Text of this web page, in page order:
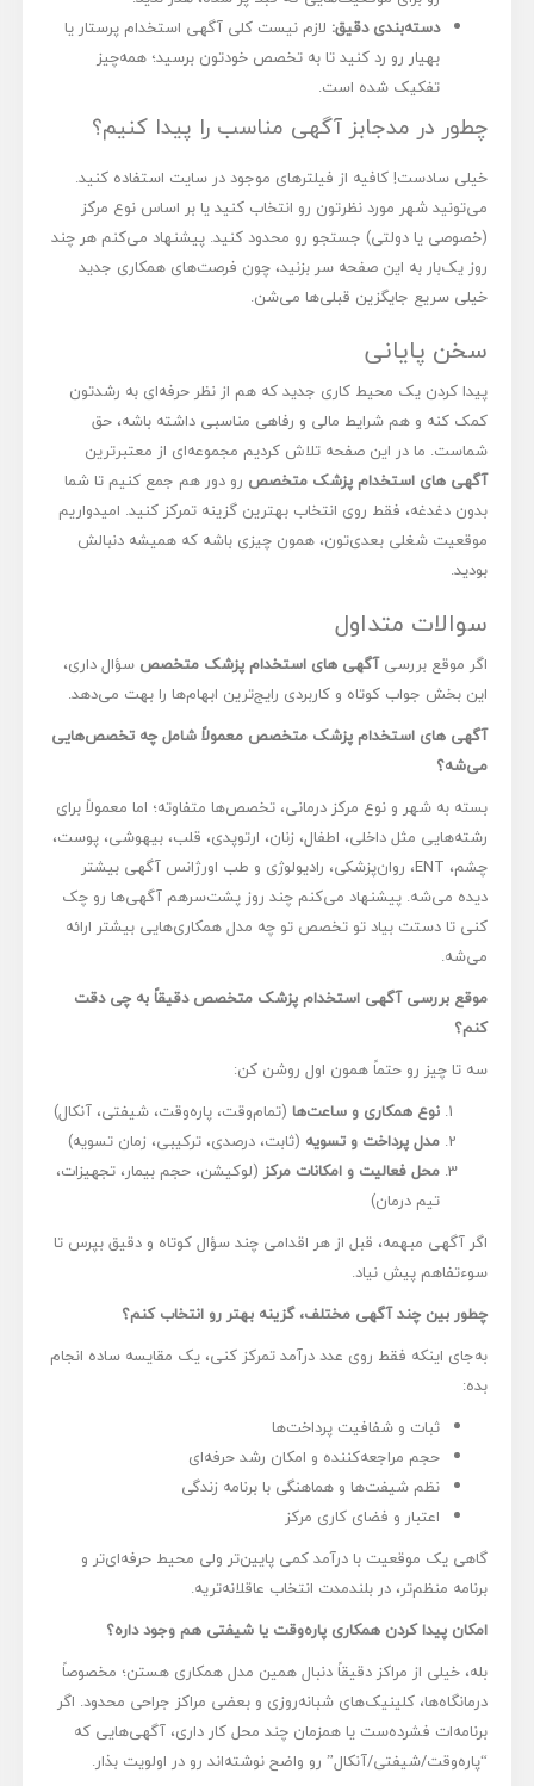
دسته‌بندی دقیق: لازم نیست کلی آگهی استخدام پرستار یا
بهیار رو رد کنید تا به تخصص خودتون برسید؛ همه‌چیز
تفکیک شده است.
چطور در مدجابز آگهی مناسب را پیدا کنیم؟
خیلی سادست! کافیه از فیلترهای موجود در سایت استفاده کنید.
می‌تونید شهر مورد نظرتون رو انتخاب کنید یا بر اساس نوع مرکز
(خصوصی یا دولتی) جستجو رو محدود کنید. پیشنهاد می‌کنم هر چند
روز یک‌بار به این صفحه سر بزنید، چون فرصت‌های همکاری جدید
خیلی سریع جایگزین قبلی‌ها می‌شن.
سخن پایانی
پیدا کردن یک محیط کاری جدید که هم از نظر حرفه‌ای به رشدتون
کمک کنه و هم شرایط مالی و رفاهی مناسبی داشته باشه، حق
شماست. ما در این صفحه تلاش کردیم مجموعه‌ای از معتبرترین
آگهی های استخدام پزشک متخصص رو دور هم جمع کنیم تا شما
بدون دغدغه، فقط روی انتخاب بهترین گزینه تمرکز کنید. امیدواریم
موقعیت شغلی بعدی‌تون، همون چیزی باشه که همیشه دنبالش
بودید.
سوالات متداول
اگر موقع بررسیآگهی های استخدام پزشک متخصص سؤال داری،
این بخش جواب کوتاه و کاربردی رایج‌ترین ابهام‌ها را بهت می‌دهد.
آگهی های استخدام پزشک متخصص معمولاً شامل چه تخصص‌هایی
می‌شه؟
بسته به شهر و نوع مرکز درمانی، تخصص‌ها متفاوته؛ اما معمولاً برای
رشته‌هایی مثل داخلی، اطفال، زنان، ارتوپدی، قلب، بیهوشی، پوست،
چشم، ENT، روان‌پزشکی، رادیولوژی و طب اورژانس آگهی بیشتر
دیده می‌شه. پیشنهاد می‌کنم چند روز پشت‌سرهم آگهی‌ها رو چک
کنی تا دستت بیاد تو تخصص تو چه مدل همکاری‌هایی بیشتر ارائه
می‌شه.
موقع بررسی آگهی استخدام پزشک متخصص دقیقاً به چی دقت
کنم؟
سه تا چیز رو حتماً همون اول روشن کن:
نوع همکاری و ساعت‌ها (تمام‌وقت، پاره‌وقت، شیفتی، آنکال)
مدل پرداخت و تسویه (ثابت، درصدی، ترکیبی، زمان تسویه)
محل فعالیت و امکانات مرکز (لوکیشن، حجم بیمار، تجهیزات،
تیم درمان)
اگر آگهی مبهمه، قبل از هر اقدامی چند سؤال کوتاه و دقیق بپرس تا
سوءتفاهم پیش نیاد.
چطور بین چند آگهی مختلف، گزینه بهتر رو انتخاب کنم؟
به‌جای اینکه فقط روی عدد درآمد تمرکز کنی، یک مقایسه ساده انجام
بده:
ثبات و شفافیت پرداخت‌ها
حجم مراجعه‌کننده و امکان رشد حرفه‌ای
نظم شیفت‌ها و هماهنگی با برنامه زندگی
اعتبار و فضای کاری مرکز
گاهی یک موقعیت با درآمد کمی پایین‌تر ولی محیط حرفه‌ای‌تر و
برنامه منظم‌تر، در بلندمدت انتخاب عاقلانه‌تریه.
امکان پیدا کردن همکاری پاره‌وقت یا شیفتی هم وجود داره؟
بله، خیلی از مراکز دقیقاً دنبال همین مدل همکاری هستن؛ مخصوصاً
درمانگاه‌ها، کلینیک‌های شبانه‌روزی و بعضی مراکز جراحی محدود. اگر
برنامه‌ات فشرده‌ست یا همزمان چند محل کار داری، آگهی‌هایی که
“پاره‌وقت/شیفتی/آنکال” رو واضح نوشته‌اند رو در اولویت بذار.